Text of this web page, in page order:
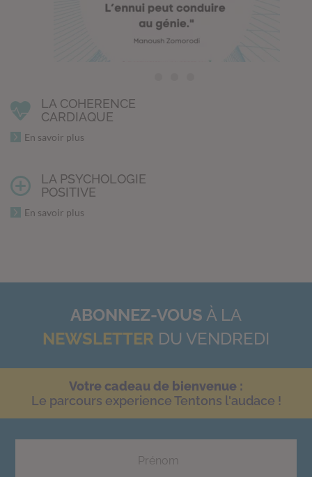
LA COHERENCE
CARDIAQUE
En savoir plus
LA PSYCHOLOGIE
POSITIVE
En savoir plus
ABONNEZ-VOUS À LA
NEWSLETTER DU VENDREDI
Votre cadeau de bienvenue :
Le parcours experience Tentons l'audace !